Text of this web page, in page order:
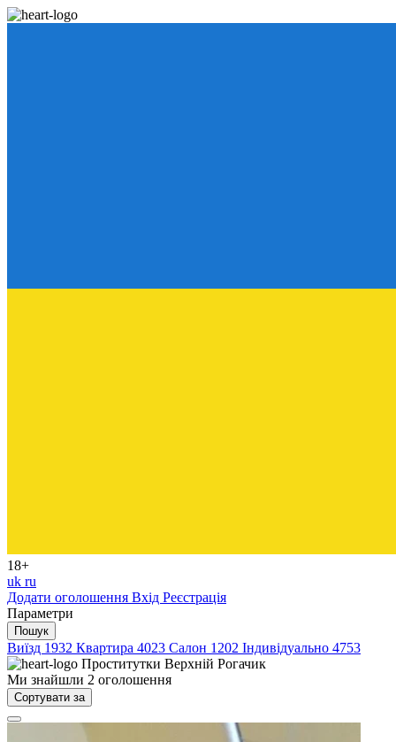
18+
uk ru
Додати оголошення Вхід Реєстрація
Параметри
Пошук
Виїзд 1932 Квартира 4023 Салон 1202 Індивідуально 4753
Проститутки Верхній Рогачик
Ми знайшли 2 оголошення
Сортувати за